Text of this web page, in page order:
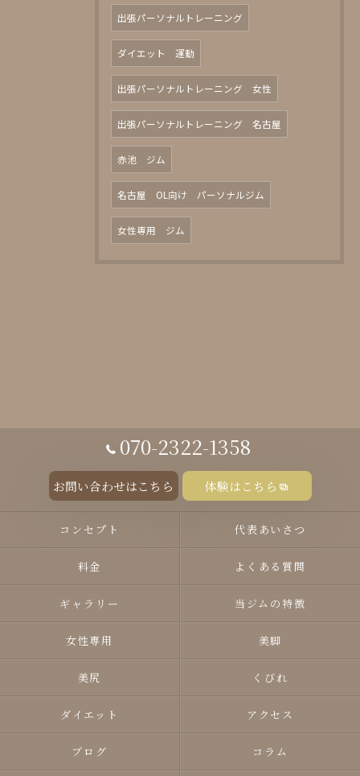
出張パーソナルトレーニング
ダイエット 運動
出張パーソナルトレーニング 女性
出張パーソナルトレーニング 名古屋
赤池 ジム
名古屋 OL向け パーソナルジム
女性専用 ジム
070-2322-1358
お問い合わせはこちら 体験はこちら
コンセプト 代表あいさつ
料金 よくある質問
ギャラリー 当ジムの特徴
女性専用 美脚
美尻 くびれ
ダイエット アクセス
ブログ コラム